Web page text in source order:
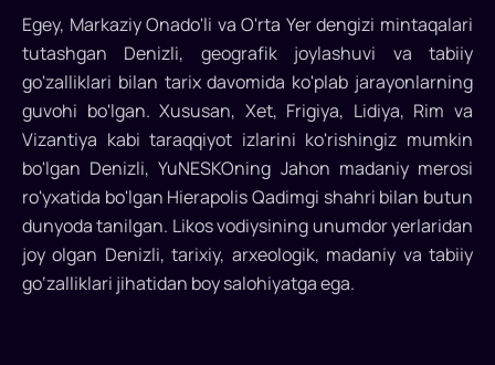
va
O'rta
Yer
dengizi
tutashgan
manzil
Denizli
Egey, Markaziy Onado'li va O'rta Yer dengizi mintaqalari
tutashgan Denizli, geografik joylashuvi va tabiiy
go'zalliklari bilan tarix davomida ko'plab jarayonlarning
guvohi bo'lgan. Xususan, Xet, Frigiya, Lidiya, Rim va
Vizantiya kabi taraqqiyot izlarini ko'rishingiz mumkin
bo'lgan Denizli, YuNESKOning Jahon madaniy merosi
ro'yxatida bo'lgan Hierapolis Qadimgi shahri bilan butun
dunyoda tanilgan. Likos vodiysining unumdor yerlaridan
joy olgan Denizli, tarixiy, arxeologik, madaniy va tabiiy
go‘zalliklari jihatidan boy salohiyatga ega.